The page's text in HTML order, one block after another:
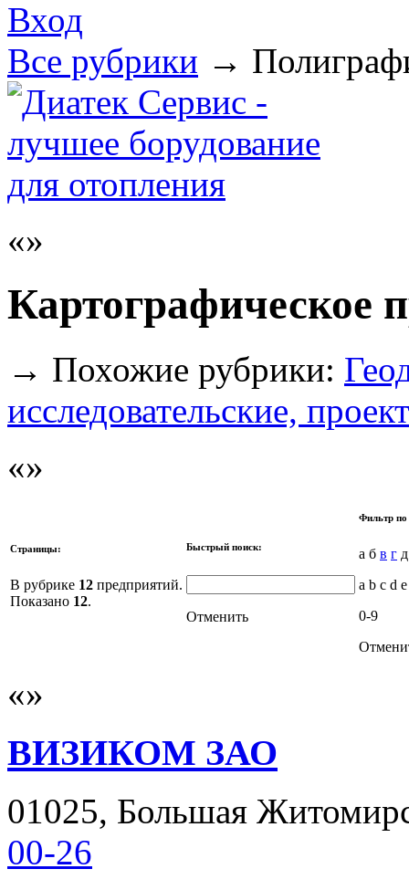
Вход
Все рубрики →
Картографическое
→ Похожие рубрики:
исследовательские,
Страницы:
В рубрике 12 предприятий.
Показано 12.
Быстрый поиск:
Отменить
Фильтр по
а б в г
a b c d
0-9
ВИЗИКОМ ЗАО
01025, Большая
00-26